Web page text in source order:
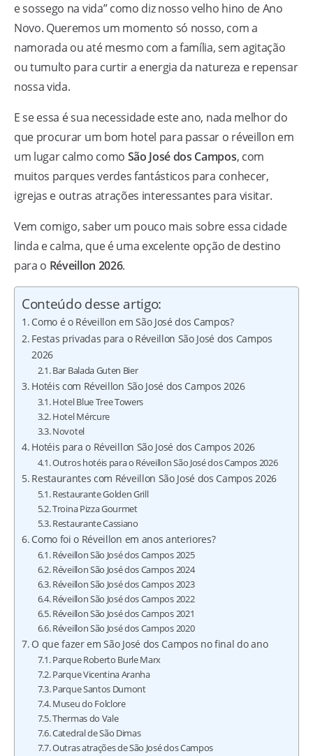
e sossego na vida” como diz nosso velho hino de Ano
Novo. Queremos um momento só nosso, com a
namorada ou até mesmo com a família, sem agitação
ou tumulto para curtir a energia da natureza e repensar
nossa vida.
E se essa é sua necessidade este ano, nada melhor do
que procurar um bom hotel para passar o réveillon em
um lugar calmo como São José dos Campos, com
muitos parques verdes fantásticos para conhecer,
igrejas e outras atrações interessantes para visitar.
Vem comigo, saber um pouco mais sobre essa cidade
linda e calma, que é uma excelente opção de destino
para o Réveillon 2026.
Conteúdo desse artigo:
Como é o Réveillon em São José dos Campos?
Festas privadas para o Réveillon São José dos Campos
2026
Bar Balada Guten Bier
Hotéis com Réveillon São José dos Campos 2026
Hotel Blue Tree Towers
Hotel Mércure
Novotel
Hotéis para o Réveillon São José dos Campos 2026
Outros hotéis para o Réveillon São José dos Campos 2026
Restaurantes com Réveillon São José dos Campos 2026
Restaurante Golden Grill
Troina Pizza Gourmet
Restaurante Cassiano
Como foi o Réveillon em anos anteriores?
Réveillon São José dos Campos 2025
Réveillon São José dos Campos 2024
Réveillon São José dos Campos 2023
Réveillon São José dos Campos 2022
Réveillon São José dos Campos 2021
Réveillon São José dos Campos 2020
O que fazer em São José dos Campos no final do ano
Parque Roberto Burle Marx
Parque Vicentina Aranha
Parque Santos Dumont
Museu do Folclore
Thermas do Vale
Catedral de São Dimas
Outras atrações de São José dos Campos